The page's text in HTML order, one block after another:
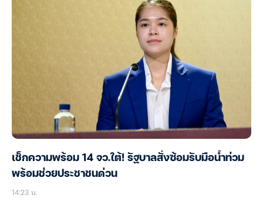
เช็กความพร้อม 14 จว.ใต้! รัฐบาลสั่งซ้อมรับมือน้ำท่วม
พร้อมช่วยประชาชนด่วน
14:23 น.